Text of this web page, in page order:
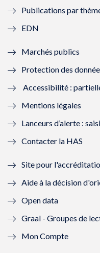
f
n
ê
t
r
e
)
Publications par
EDN
Marchés publics
Protection des
Accessibilité :
Mentions légales
Lanceurs d’alerte :
Contacter la HAS
Site pour
Aide à la décision
Open data
Graal - Groupes de
Mon Compte